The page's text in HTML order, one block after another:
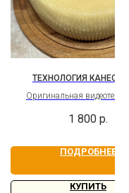
ТЕХНОЛОГИЯ
Оригинальная
Бессрочный доступ
1 800 р.
ПОДРОБНЕЕ
КУПИТЬ